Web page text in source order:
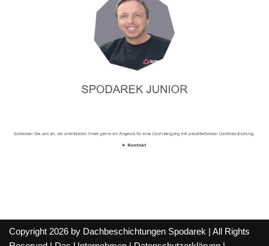
Copyright 2026 by Dachbeschichtungen Spodarek | All Rights